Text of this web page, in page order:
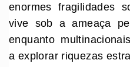
enormes fragilidades
vive sob a ameaça
enquanto
a explorar riquezas